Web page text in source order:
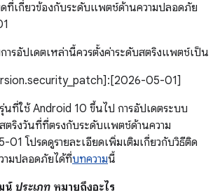
เกี่ยวข้องกับระดับแพตช์ด้านความปลอดภัย
รอัปเดตเหล่านี้ควรตั้งค่าระดับสตริงแพตช์เป็น
05-01]
ที่ใช้ Android 10 ขึ้นไป การอัปเดตระบบ
ตริงวันที่ที่ตรงกับระดับแพตช์ด้านความ
โปรดดูรายละเอียดเพิ่มเติมเกี่ยวกับวิธีติด
ามปลอดภัยได้ที่บทความนี้
น์ ประเภท หมายถึงอะไร